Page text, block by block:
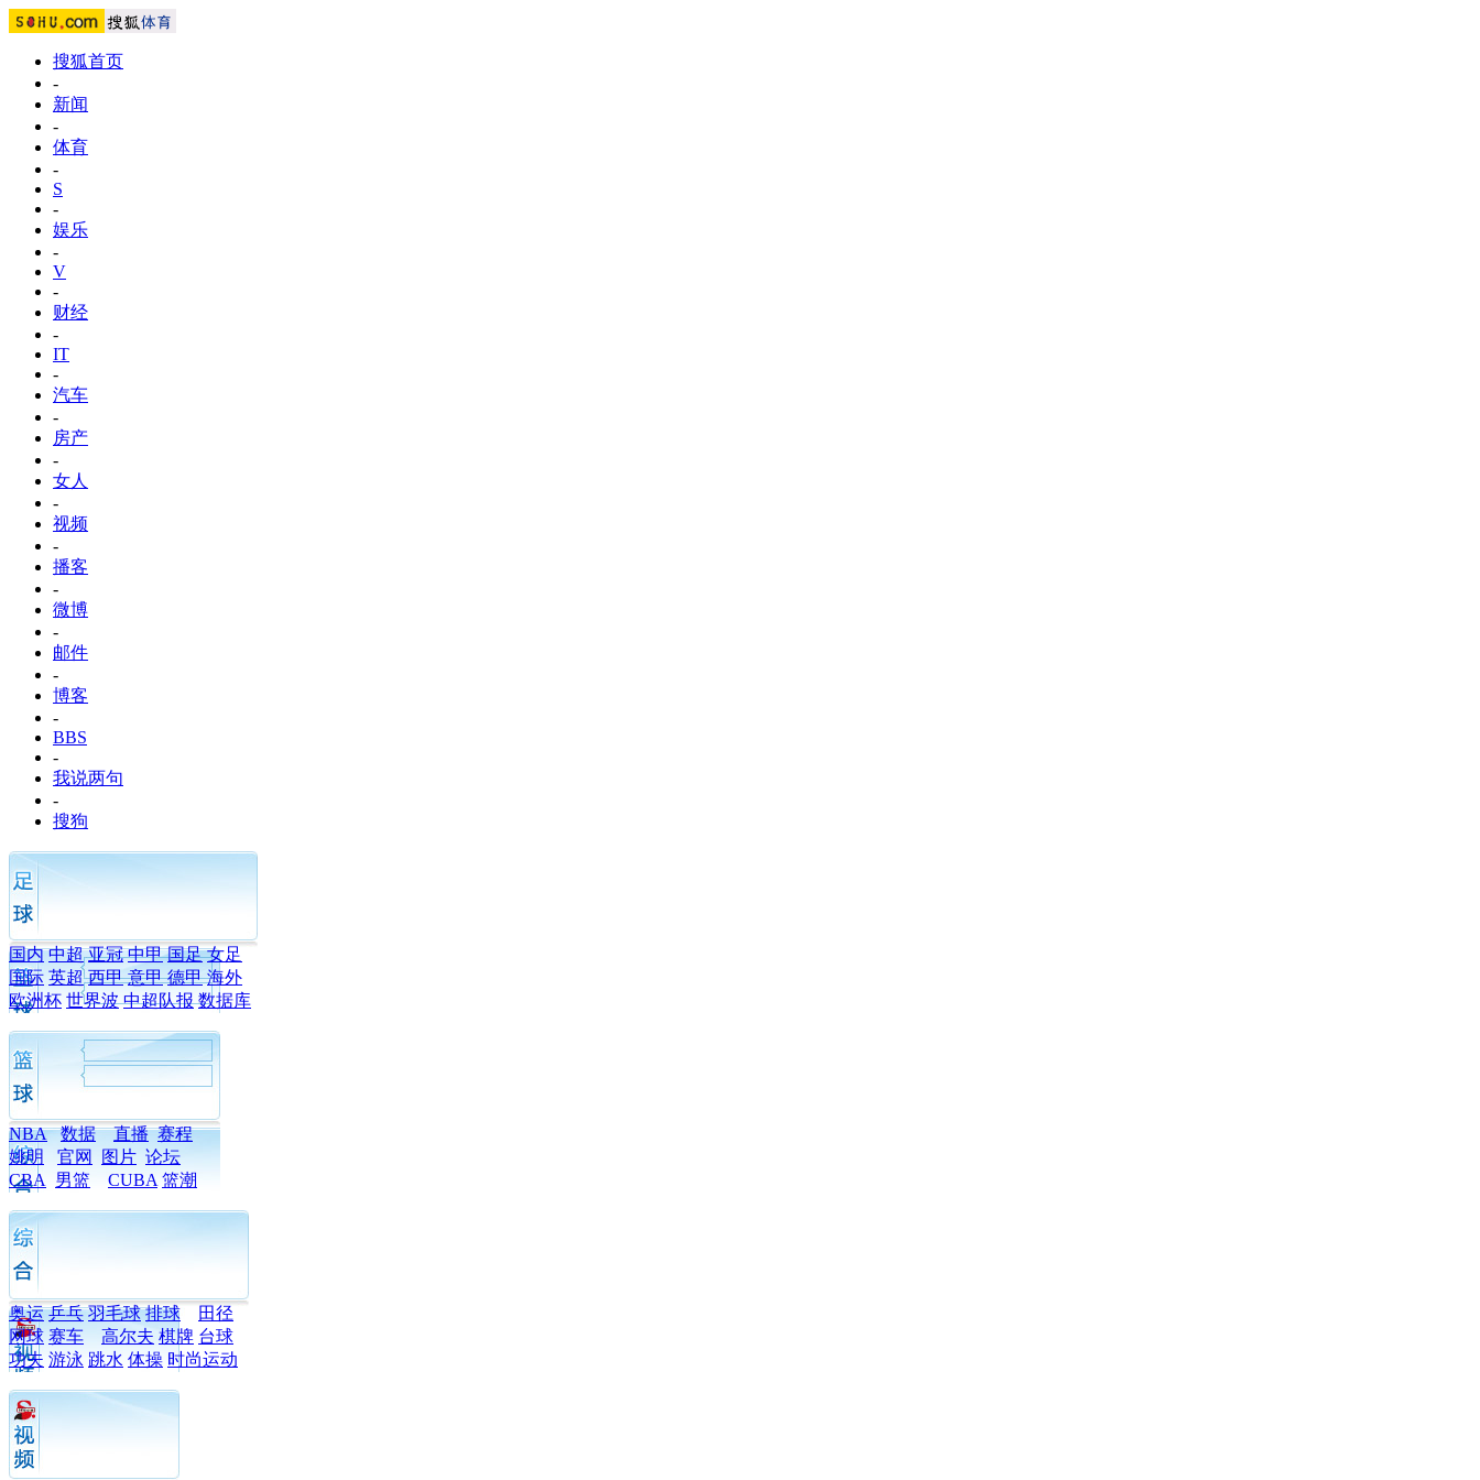
搜狐首页
-
新闻
-
体育
-
S
-
娱乐
-
V
-
财经
-
IT
-
汽车
-
房产
-
女人
-
视频
-
播客
-
微博
-
邮件
-
博客
-
BBS
-
我说两句
-
搜狗
国内 中超 亚冠 中甲 国足 女足
国际 英超 西甲 意甲 德甲 海外
欧洲杯 世界波 中超队报 数据库
NBA 数据 直播 赛程
姚明
官网 图片 论坛
CBA
男篮 CUBA 篮潮
奥运 乒乓 羽毛球 排球
田径
网球 赛车 高尔夫 棋牌 台球
功夫 游泳 跳水 体操 时尚运动